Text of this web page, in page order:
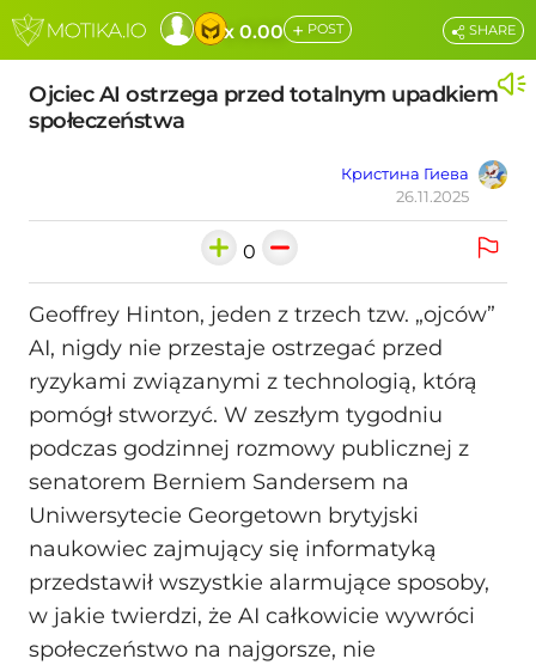
x 0.00 + POST
Ojciec AI ostrzega przed totalnym upadkiem
społeczeństwa
Кристина Гиева
26.11.2025
SHARE
0
Geoffrey Hinton, jeden z trzech tzw. „ojców”
AI, nigdy nie przestaje ostrzegać przed
ryzykami związanymi z technologią, którą
pomógł stworzyć. W zeszłym tygodniu
podczas godzinnej rozmowy publicznej z
senatorem Berniem Sandersem na
Uniwersytecie Georgetown brytyjski
naukowiec zajmujący się informatyką
przedstawił wszystkie alarmujące sposoby,
w jakie twierdzi, że AI całkowicie wywróci
społeczeństwo na najgorsze, nie